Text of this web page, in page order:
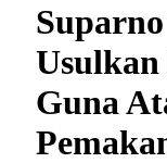
Usulkan
Guna